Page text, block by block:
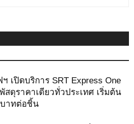
ฯ เปิดบริการ SRT Express One
สดุราคาเดียวทั่วประเทศ เริ่มต้น
บาทต่อชิ้น